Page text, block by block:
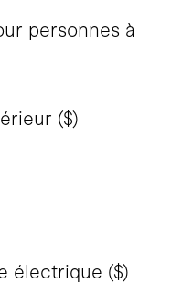
personnes à
($)
électrique ($)